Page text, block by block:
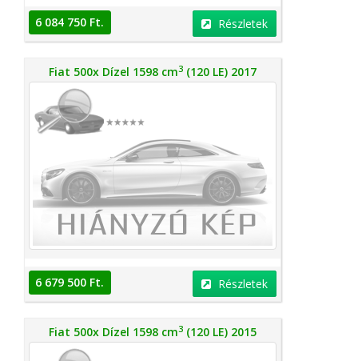
6 084 750 Ft. Részletek
Fiat 500x Dízel 1598 cm3 (120 LE) 2017
6 679 500 Ft. Részletek
Fiat 500x Dízel 1598 cm3 (120 LE) 2015